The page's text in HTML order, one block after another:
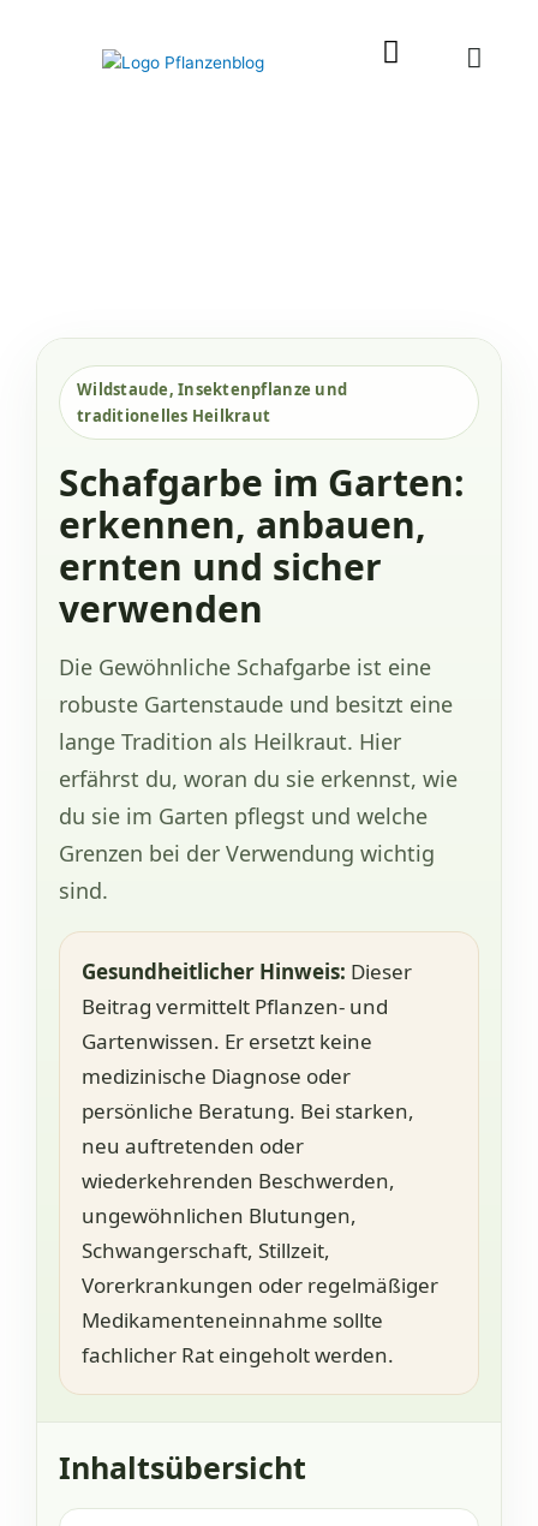
Wildstaude, Insektenpflanze und
traditionelles Heilkraut
Schafgarbe im Garten:
erkennen, anbauen,
ernten und sicher
verwenden
Die Gewöhnliche Schafgarbe ist eine
robuste Gartenstaude und besitzt eine
lange Tradition als Heilkraut. Hier
erfährst du, woran du sie erkennst, wie
du sie im Garten pflegst und welche
Grenzen bei der Verwendung wichtig
sind.
Gesundheitlicher Hinweis: Dieser
Beitrag vermittelt Pflanzen- und
Gartenwissen. Er ersetzt keine
medizinische Diagnose oder
persönliche Beratung. Bei starken,
neu auftretenden oder
wiederkehrenden Beschwerden,
ungewöhnlichen Blutungen,
Schwangerschaft, Stillzeit,
Vorerkrankungen oder regelmäßiger
Medikamenteneinnahme sollte
fachlicher Rat eingeholt werden.
Inhaltsübersicht